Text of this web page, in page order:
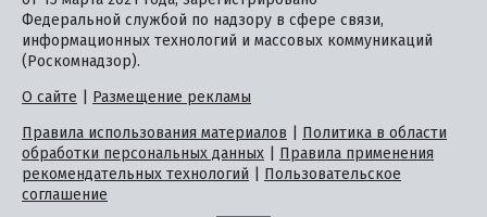
Федеральной службой по надзору в сфере связи,
информационных технологий и массовых коммуникаций
(Роскомнадзор).
О сайте
Размещение рекламы
Правила использования материалов
Политика в области
обработки персональных данных
Правила применения
рекомендательных технологий
Пользовательское
соглашение